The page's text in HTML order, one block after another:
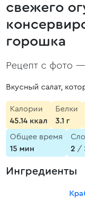
свежего
горошка
Рецепт с фото —
Вкусный салат,
Калории
45.14 ккал
Белки
3.1 г
Общее время
15 мин
2 /
Ингредиенты